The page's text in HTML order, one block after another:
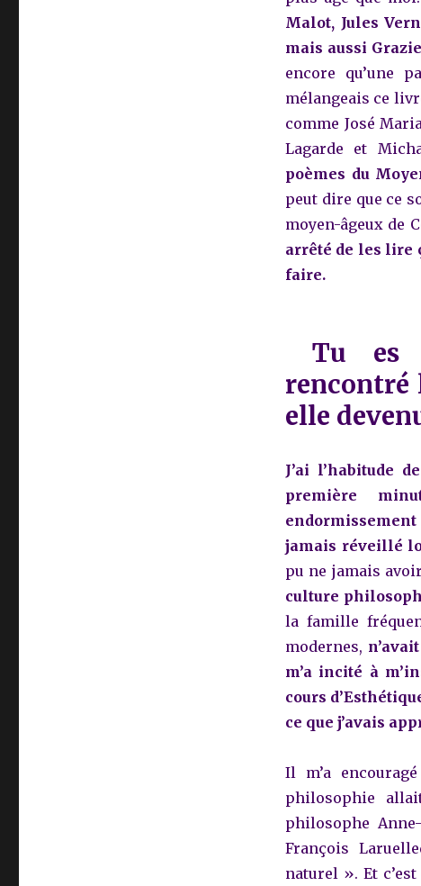
Malot, Jules
mais aussi
encore qu’une
mélangeais ce
comme José
Lagarde et
poèmes du
peut dire que ce
moyen-âgeux de
arrêté de les lire
faire.
Tu es
rencontré
elle
J’ai l’habitude
première
jamais réveillé
pu ne jamais
culture
la famille
modernes,
m’a incité à
cours
ce que j’avais
Il m’a
philosophie
philosophe
François
naturel ». Et